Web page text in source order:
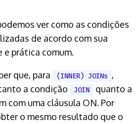
ver como as condições
de acordo com sua
prática comum.
que, para (INNER) JOINs ,
a condição
JOIN
quanto a
com uma cláusula ON. Por
o mesmo resultado que o